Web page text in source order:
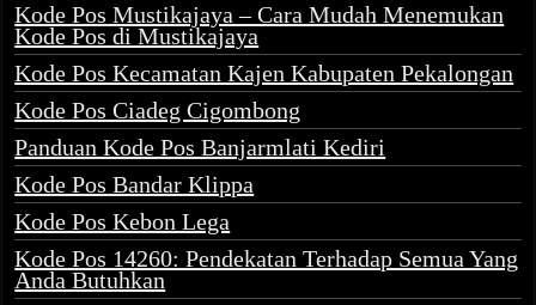
Kode Pos Mustikajaya – Cara Mudah Menemukan
Kode Pos di Mustikajaya
Kode Pos Kecamatan Kajen Kabupaten Pekalongan
Kode Pos Ciadeg Cigombong
Panduan Kode Pos Banjarmlati Kediri
Kode Pos Bandar Klippa
Kode Pos Kebon Lega
Kode Pos 14260: Pendekatan Terhadap Semua Yang
Anda Butuhkan